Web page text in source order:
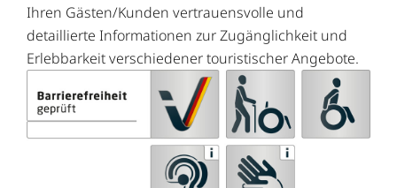
Ihren Gästen/Kunden vertrauensvolle und
detaillierte Informationen zur Zugänglichkeit und
Erlebbarkeit verschiedener touristischer Angebote.